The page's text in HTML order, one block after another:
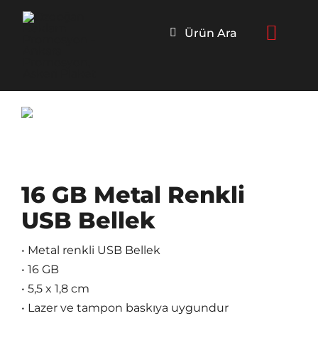
Skip
Ürün Ara
16 GB Metal Renkli
USB Bellek
• Metal renkli USB Bellek
• 16 GB
• 5,5 x 1,8 cm
• Lazer ve tampon baskıya uygundur